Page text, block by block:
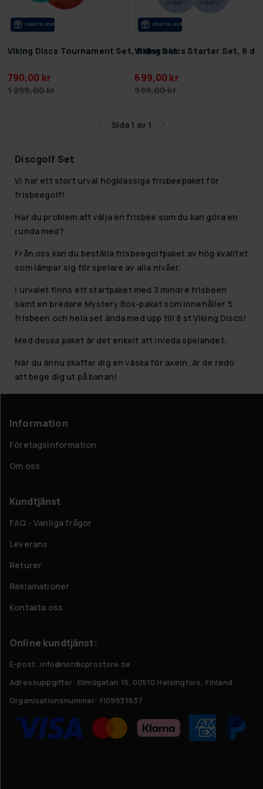
GRA­TIS LE­VE­RANS
Viking Discs Tournament Set, 8 disc set
790,00 kr
1 299,00 kr
GRA­TIS LE­VE­RANS
Viking Discs Starter Set, 8
699,00 kr
999,00 kr
Sida 1 av 1
Discgolf Set
Vi har ett stort urval högklassiga frisbeepaket för
frisbeegolf!
Har du problem att välja en frisbee som du kan göra en
runda med?
Från oss kan du beställa frisbeegolfpaket av hög kvalitet
som lämpar sig för spelare av alla nivåer.
I urvalet finns ett startpaket med 3 mindre frisbeen
samt en bredare Mystery Box-paket som innehåller 5
frisbeen och hela set ända med upp till 8 st Viking Discs!
Med dessa paket är det enkelt att inleda spelandet.
När du ännu skaffar dig en väska för axeln, är de redo
att bege dig ut på banan!
Information
Företagsinformation
Om oss
Kundtjänst
FAQ - Vanliga frågor
Leverans
Returer
Reklamationer
Kontakta oss
Online kundtjänst:
E-post: info@nordicprostore.se
Adressuppgifter: Elimägatan 15, 00510 Helsingfors, Finland
Organisationsnummer: FI09931637